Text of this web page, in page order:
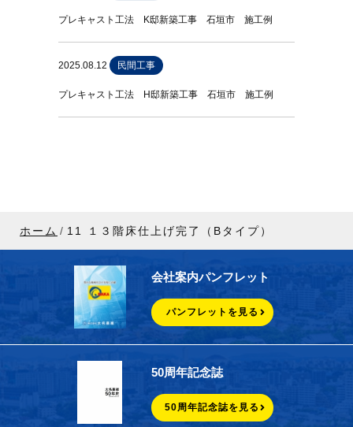
プレキャスト工法 K邸新築工事 石垣市 施工例
2025.08.12 民間工事
プレキャスト工法 H邸新築工事 石垣市 施工例
ホーム 11 １３階床仕上げ完了（Bタイプ）
会社案内パンフレット
パンフレットを見る
50周年記念誌
50周年記念誌を見る